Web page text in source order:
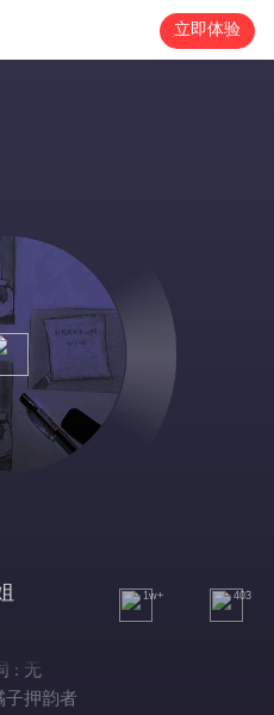
立即体验
1w+ 403
: 无
子押韵者